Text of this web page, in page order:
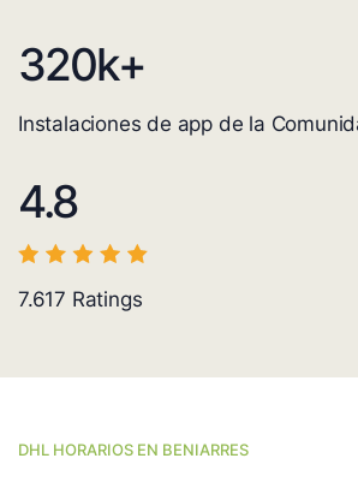
320k+
Instalaciones de app de la
4.8
7.617 Ratings
DHL HORARIOS EN BENIARRES